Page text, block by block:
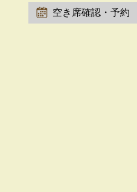
空き席確認・予約